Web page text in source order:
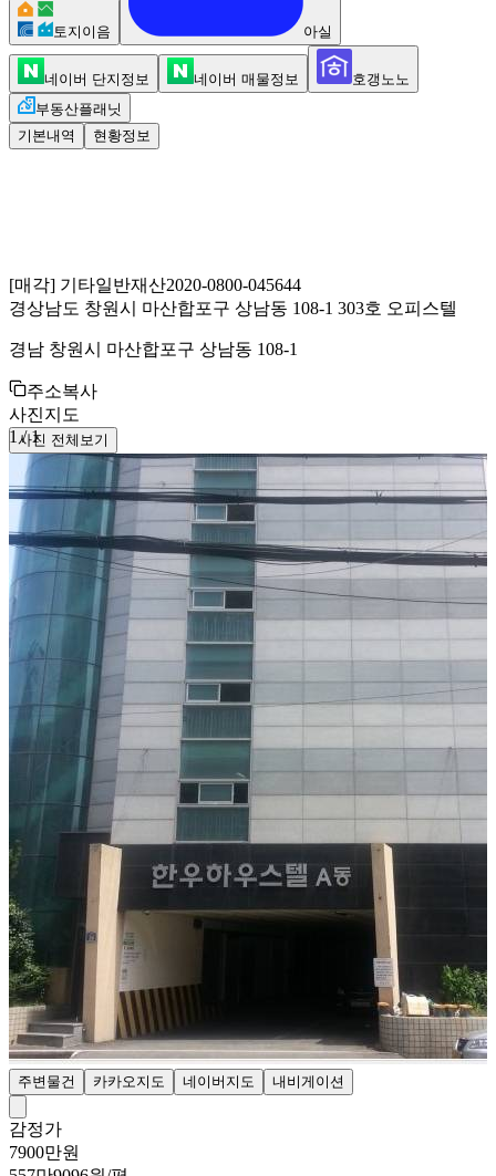
토지이음 아실
네이버 단지정보 네이버 매물정보
호갱노노
부동산플래닛
기본내역
현황정보
[매각] 기타일반재산2020-0800-045644
경상남도 창원시 마산합포구 상남동 108-1 303호 오피스텔
경남 창원시 마산합포구 상남동 108-1
주소복사
사진지도
1 /1
사진 전체보기
주변물건 카카오지도 네이버지도 내비게이션
감정가
7900만원